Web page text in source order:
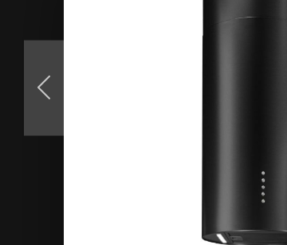
Витяжки Повновбудовані
Витяжки Інтегровані
Аксесуари